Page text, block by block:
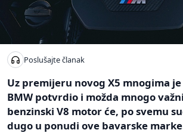
Poslušajte članak
Uz premijeru novog X5 mnogima
BMW potvrdio i možda mnogo
benzinski V8 motor će, po svemu
dugo u ponudi ove bavarske